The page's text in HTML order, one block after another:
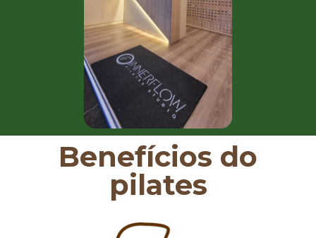
Benefícios do
pilates